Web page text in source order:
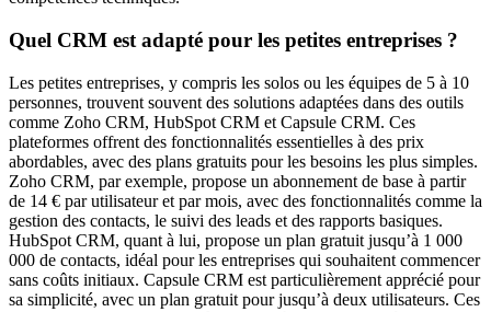
Quel CRM est adapté pour les petites entreprises ?
Les petites entreprises, y compris les solos ou les équipes de 5 à 10
personnes, trouvent souvent des solutions adaptées dans des outils
comme Zoho CRM, HubSpot CRM et Capsule CRM. Ces
plateformes offrent des fonctionnalités essentielles à des prix
abordables, avec des plans gratuits pour les besoins les plus simples.
Zoho CRM, par exemple, propose un abonnement de base à partir
de 14 € par utilisateur et par mois, avec des fonctionnalités comme la
gestion des contacts, le suivi des leads et des rapports basiques.
HubSpot CRM, quant à lui, propose un plan gratuit jusqu’à 1 000
000 de contacts, idéal pour les entreprises qui souhaitent commencer
sans coûts initiaux. Capsule CRM est particulièrement apprécié pour
sa simplicité, avec un plan gratuit pour jusqu’à deux utilisateurs. Ces